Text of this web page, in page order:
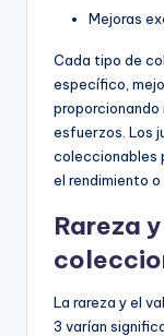
Mejoras
Cada tipo de
específico,
proporcionando
esfuerzos. Los
coleccionables
el rendimiento o
Rareza
La rareza y el
3 varían